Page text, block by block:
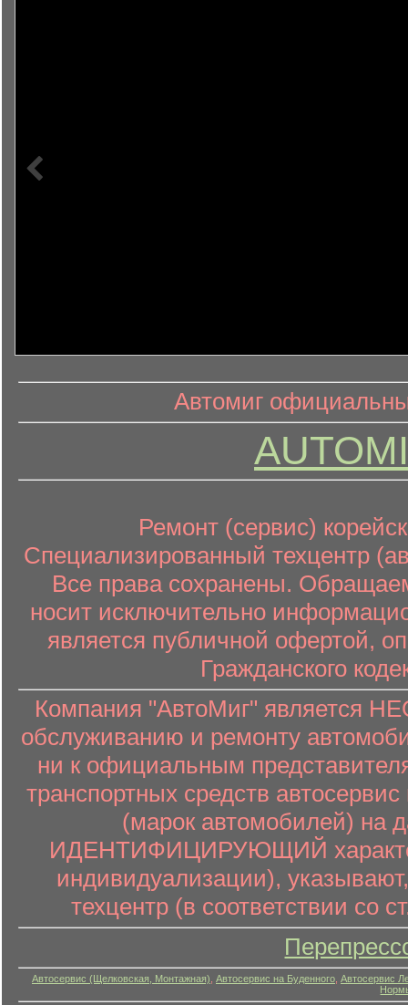
информационный контент
Автомиг
Ремонт (сервис)
Специализированный техцентр
Все права сохранены.
носит исключительно
является публичной офертой,
Гражданского
Компания "АвтоМиг" является
обслуживанию и ремонту
ни к официальным
транспортных средств
(марок автомобилей) на
ИДЕНТИФИЦИРУЮЩИЙ характер
индивидуализации),
техцентр (в соответствии со
Автосервис (Щелковская, Монтажная) Автосервис на Буденного Автосервис